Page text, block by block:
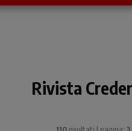
Rivista